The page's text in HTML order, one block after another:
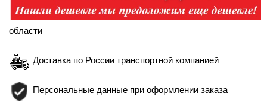
Доставка в пределах Белгорода и Белгородской
области
Доставка по России транспортной компанией
Персональные данные при оформлении заказа